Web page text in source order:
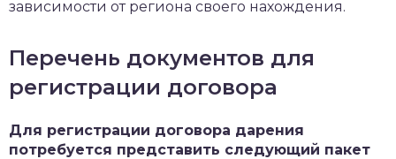
зависимости от региона своего нахождения.
Перечень документов для
регистрации договора
Для регистрации договора дарения
потребуется представить следующий пакет